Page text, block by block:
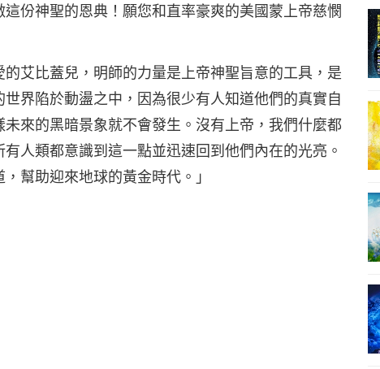
份神聖的恩典！願您和直率豪爽的美國蒙上帝慈憫
的艾比蓋兒，明師的力量是上帝神聖旨意的工具，是
界陷於動盪之中，因為很少有人知道他們的真實自
來的黑暗景象就不會發生。沒有上帝，我們什麼都
人類都意識到這一點並迅速回到他們內在的光亮。
幫助迎來地球的黃金時代。」